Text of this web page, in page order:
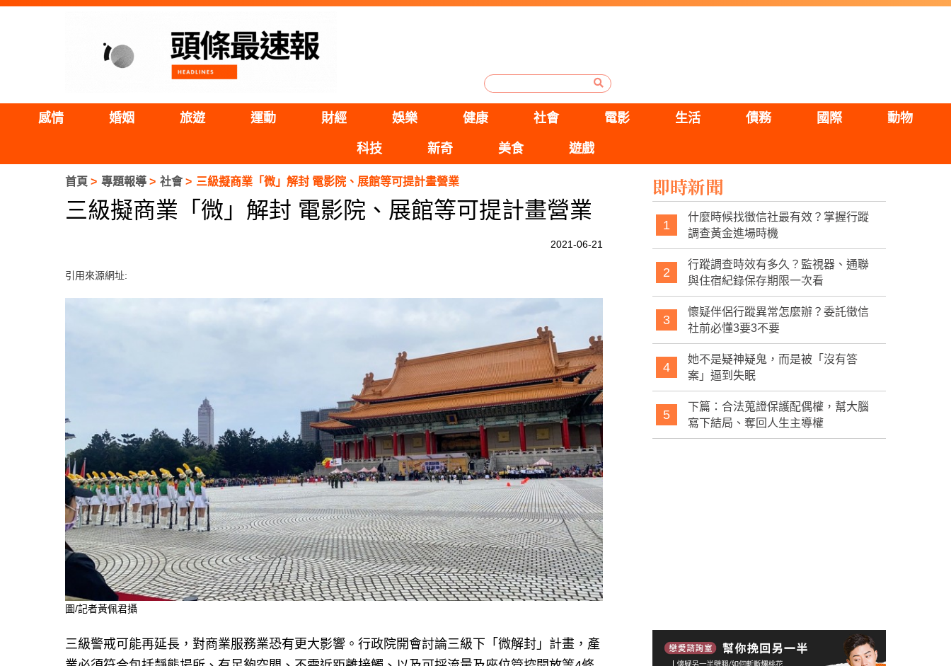
感情 婚姻 旅遊 運動 財經 娛樂 健康 社會 電影 生活 債務 國際 動物
科技 新奇 美食 遊戲
首頁 專題報導 社會 三級擬商業「微」解封 電影院、展館等可提計畫營業
三級擬商業「微」解封 電影院、展館等可提計畫營業
2021-06-21
引用來源網址:
圖/記者黃佩君攝
三級警戒可能再延長，對商業服務業恐有更大影響。行政院開會討論三級下「微解封」計畫，產
即時新聞
1
什麼時候找徵信社最有效？掌握行蹤
調查黃金進場時機
2
行蹤調查時效有多久？監視器、通聯
與住宿紀錄保存期限一次看
3
懷疑伴侶行蹤異常怎麼辦？委託徵信
社前必懂3要3不要
4
她不是疑神疑鬼，而是被「沒有答
案」逼到失眠
5
下篇：合法蒐證保護配偶權，幫大腦
寫下結局、奪回人生主導權